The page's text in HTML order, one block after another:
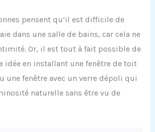
pensent qu’il est difficile de
dans une salle de bains, car cela ne
Or, il est tout à fait possible de
idée en installant une fenêtre de toit
une fenêtre avec un verre dépoli qui
naturelle sans être vu de